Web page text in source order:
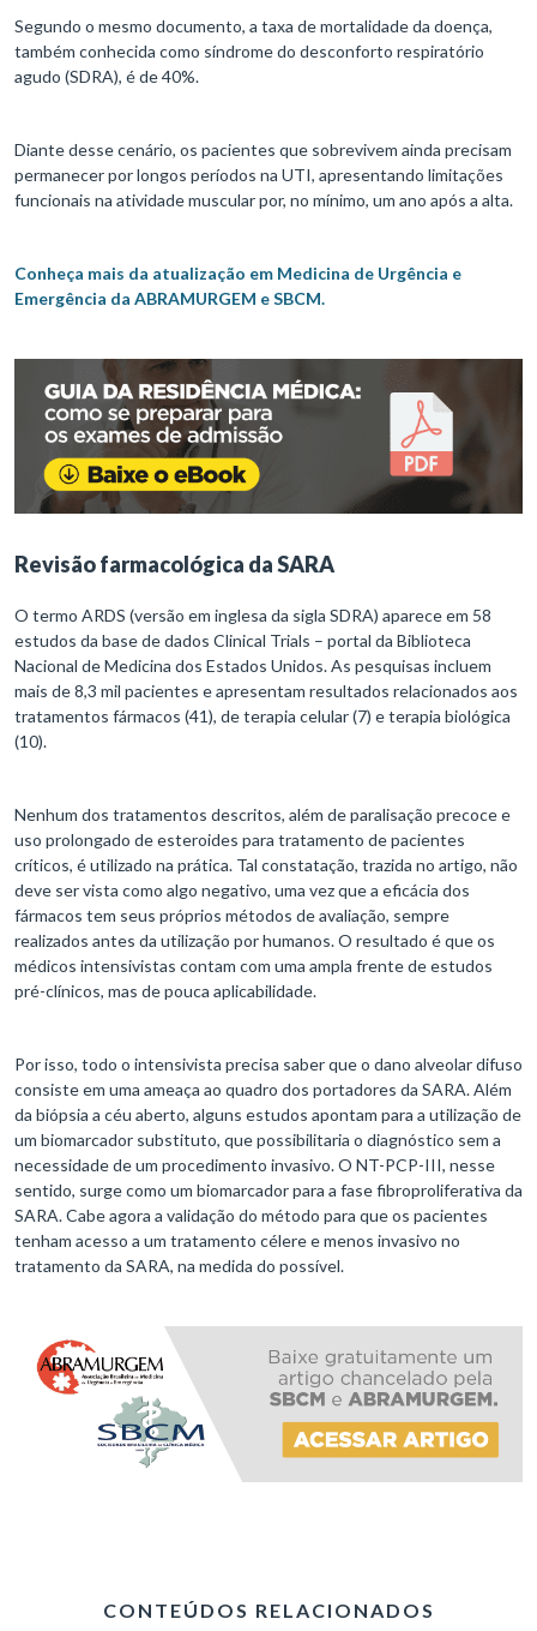
Segundo o mesmo documento, a taxa de mortalidade da doença,
também conhecida como síndrome do desconforto respiratório
agudo (SDRA), é de 40%.
Diante desse cenário, os pacientes que sobrevivem ainda precisam
permanecer por longos períodos na UTI, apresentando limitações
funcionais na atividade muscular por, no mínimo, um ano após a alta.
Conheça mais da atualização em Medicina de Urgência e
Emergência da ABRAMURGEM e SBCM.
Revisão farmacológica da SARA
O termo ARDS (versão em inglesa da sigla SDRA) aparece em 58
estudos da base de dados Clinical Trials – portal da Biblioteca
Nacional de Medicina dos Estados Unidos. As pesquisas incluem
mais de 8,3 mil pacientes e apresentam resultados relacionados aos
tratamentos fármacos (41), de terapia celular (7) e terapia biológica
(10).
Nenhum dos tratamentos descritos, além de paralisação precoce e
uso prolongado de esteroides para tratamento de pacientes
críticos, é utilizado na prática. Tal constatação, trazida no artigo, não
deve ser vista como algo negativo, uma vez que a eficácia dos
fármacos tem seus próprios métodos de avaliação, sempre
realizados antes da utilização por humanos. O resultado é que os
médicos intensivistas contam com uma ampla frente de estudos
pré-clínicos, mas de pouca aplicabilidade.
Por isso, todo o intensivista precisa saber que o dano alveolar difuso
consiste em uma ameaça ao quadro dos portadores da SARA. Além
da biópsia a céu aberto, alguns estudos apontam para a utilização de
um biomarcador substituto, que possibilitaria o diagnóstico sem a
necessidade de um procedimento invasivo. O NT-PCP-III, nesse
sentido, surge como um biomarcador para a fase fibroproliferativa da
SARA. Cabe agora a validação do método para que os pacientes
tenham acesso a um tratamento célere e menos invasivo no
tratamento da SARA, na medida do possível.
CONTEÚDOS RELACIONADOS